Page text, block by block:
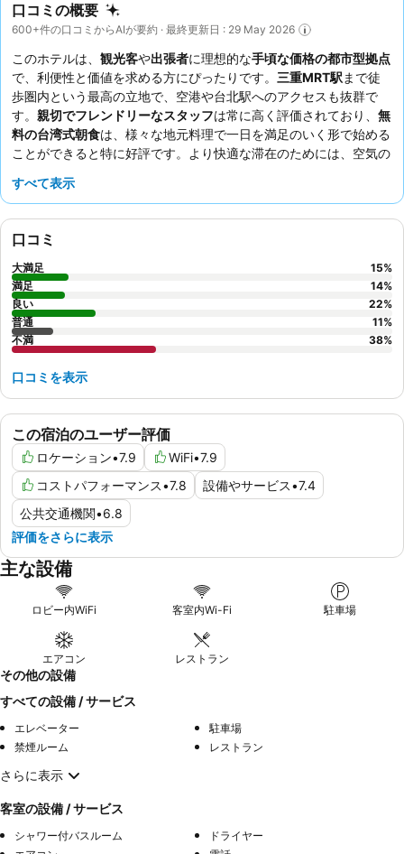
口コミの概要
600+件の口コミからAIが要約 · 最終更新日 : 29 May 2026
このホテルは、 観光客や出張者に理想的な手頃な価格の都市型拠点
で、利便性と価値を求める方にぴったりです。 三重MRT駅 まで徒
歩圏内という最高の立地で、空港や台北駅へのアクセスも抜群で
す。 親切でフレンドリーなスタッフは常に高く評価されており、 無
料の台湾式朝食は、様々な地元料理で一日を満足のいく形で始める
ことができると特に好評です。より快適な滞在のためには、空気の
部屋をリクエストすることをおすすめします。
すべて表示
この宿泊のユーザー評価
ロケーション•7.9 WiFi•7.9
コストパフォーマンス•7.8 設備やサービス•7.4
公共交通機関•6.8
評価をさらに表示
口コミ
大満足 15%
満足
14%
良い
22%
普通
11%
不満
38%
口コミを表示
主な設備
ロビー内WiFi 客室内Wi-Fi 駐車場
エアコン レストラン
その他の設備
すべての設備 / サービス
エレベーター
駐車場
禁煙ルーム
レストラン
さらに表示
客室の設備 / サービス
シャワー付バスルーム
ドライヤー